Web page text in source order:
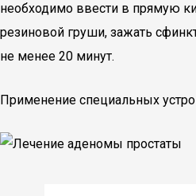
необходимо ввести в прямую
резиновой груши, зажать
не менее 20 минут.
Применение специальных